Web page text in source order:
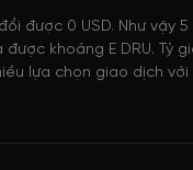
được 0 USD. Như vậy
khoảng E DRU. Tỷ
lựa chọn giao dịch